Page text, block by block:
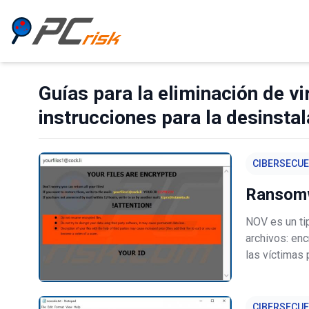
Guías para la eliminación de
instrucciones para la
NOV es un
archivos:
las víctimas